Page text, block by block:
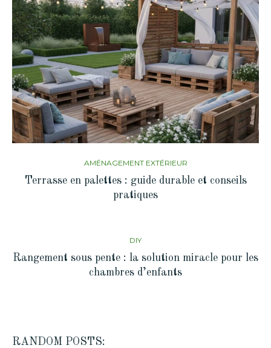
AMÉNAGEMENT EXTÉRIEUR
Terrasse en palettes : guide durable et conseils
pratiques
DIY
Rangement sous pente : la solution miracle pour les
chambres d’enfants
RANDOM POSTS: